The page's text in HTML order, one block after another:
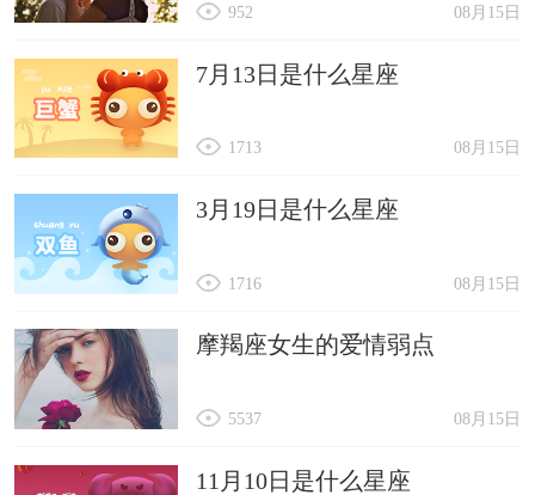
08月15日
952
7月13日是什么星座
08月15日
1713
3月19日是什么星座
08月15日
1716
摩羯座女生的爱情弱点
08月15日
5537
11月10日是什么星座